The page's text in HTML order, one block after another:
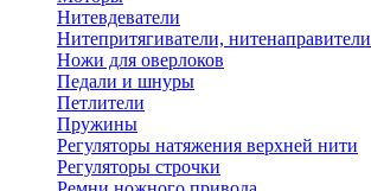
Нитевдеватели
Нитепритягиватели, нитенаправители
Ножи для оверлоков
Педали и шнуры
Петлители
Пружины
Регуляторы натяжения верхней нити
Регуляторы строчки